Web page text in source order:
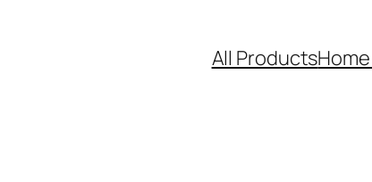
All Products